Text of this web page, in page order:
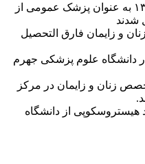
خانم دکتر زهرا زارعیان در سال ۱۳۷۱ به عنوان پزشک عمومی از
شدند
زنان و زایمان فارق التحصیل
۱۳۷۶ تا ۱۳۸۴ استادیار دانشگاه علوم پزشکی جهرم
متخصص زنان و زایمان در مرکز
از دانشگاه